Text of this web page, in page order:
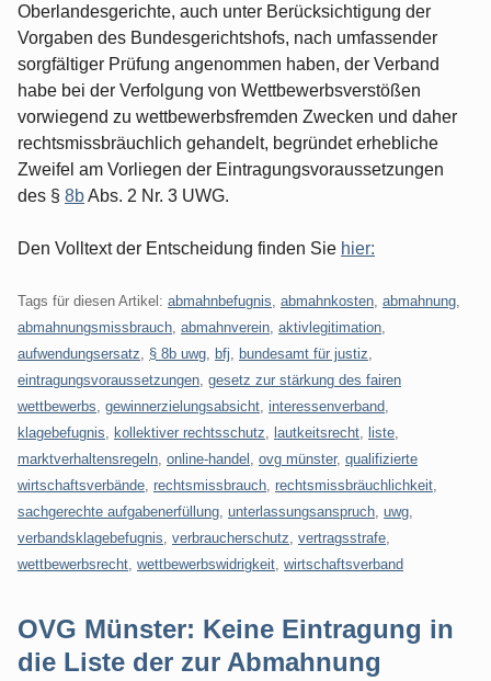
Oberlandesgerichte, auch unter Berücksichtigung der
Vorgaben des Bundesgerichtshofs, nach umfassender
sorgfältiger Prüfung angenommen haben, der Verband
habe bei der Verfolgung von Wettbewerbsverstößen
vorwiegend zu wettbewerbsfremden Zwecken und daher
rechtsmissbräuchlich gehandelt, begründet erhebliche
Zweifel am Vorliegen der Eintragungsvoraussetzungen
des § 8bAbs. 2 Nr. 3 UWG.
Den Volltext der Entscheidung finden Sie hier:
Tags für diesen Artikel: abmahnbefugnis abmahnkosten abmahnung
abmahnungsmissbrauch abmahnverein aktivlegitimation
aufwendungsersatz
§ 8b uwg bfj bundesamt für justiz
eintragungsvoraussetzungen gesetz zur stärkung des fairen
wettbewerbs gewinnerzielungsabsicht interessenverband
klagebefugnis
kollektiver rechtsschutz lautkeitsrecht liste
marktverhaltensregeln online-handel ovg münster, qualifizierte
wirtschaftsverbände rechtsmissbrauch rechtsmissbräuchlichkeit
sachgerechte aufgabenerfüllung unterlassungsanspruch uwg
verbandsklagebefugnis verbraucherschutz vertragsstrafe
wettbewerbsrecht wettbewerbswidrigkeit wirtschaftsverband
OVG Münster: Keine Eintragung in
die Liste der zur Abmahnung